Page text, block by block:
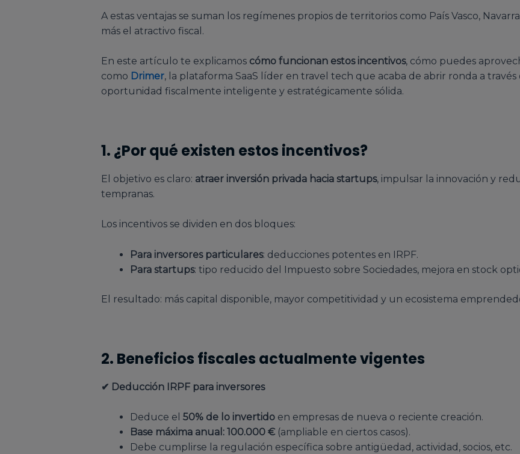
A estas ventajas se suman los regímenes propios de territorios como País Vasco,
más el atractivo fiscal.
En este artículo te explicamos cómo funcionan estos incentivos, cómo puedes
como Drimer, la plataforma SaaS líder en travel tech que acaba de abrir ronda a través
oportunidad fiscalmente inteligente y estratégicamente sólida.
1. ¿Por qué existen estos incentivos?
El objetivo es claro: atraer inversión privada hacia startups, impulsar la innovación y
tempranas.
Los incentivos se dividen en dos bloques:
Para inversores particulares: deducciones potentes en IRPF.
Para startups: tipo reducido del Impuesto sobre Sociedades, mejora en stock
El resultado: más capital disponible, mayor competitividad y un ecosistema
2. Beneficios fiscales actualmente vigentes
✔ Deducción IRPF para inversores
Deduce el 50% de lo invertido en empresas de nueva o reciente creación.
Base máxima anual: 100.000 €(ampliable en ciertos casos).
Debe cumplirse la regulación específica sobre antigüedad, actividad, socios, etc.